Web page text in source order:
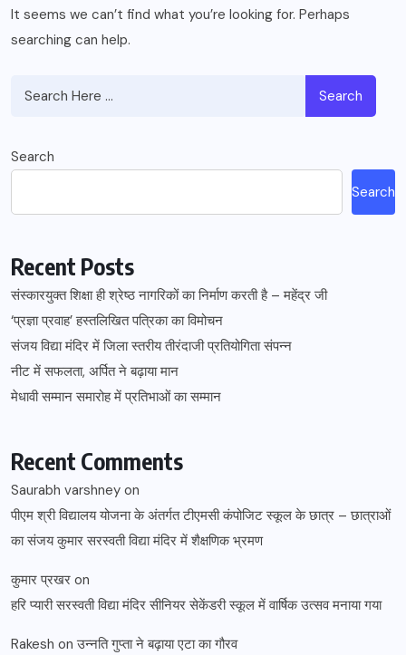
It seems we can’t find what you’re looking for. Perhaps
searching can help.
Search
Search
Search
Recent Posts
संस्कारयुक्त शिक्षा ही श्रेष्ठ नागरिकों का निर्माण करती है – महेंद्र जी
‘प्रज्ञा प्रवाह’ हस्तलिखित पत्रिका का विमोचन
संजय विद्या मंदिर में जिला स्तरीय तीरंदाजी प्रतियोगिता संपन्न
नीट में सफलता, अर्पित ने बढ़ाया मान
मेधावी सम्मान समारोह में प्रतिभाओं का सम्मान
Recent Comments
Saurabh varshney on
पीएम श्री विद्यालय योजना के अंतर्गत टीएमसी कंपोजिट स्कूल के छात्र – छात्राओं
का संजय कुमार सरस्वती विद्या मंदिर में शैक्षणिक भ्रमण
कुमार प्रखर on
हरि प्यारी सरस्वती विद्या मंदिर सीनियर सेकेंडरी स्कूल में वार्षिक उत्सव मनाया गया
Rakesh onउन्नति गुप्ता ने बढ़ाया एटा का गौरव